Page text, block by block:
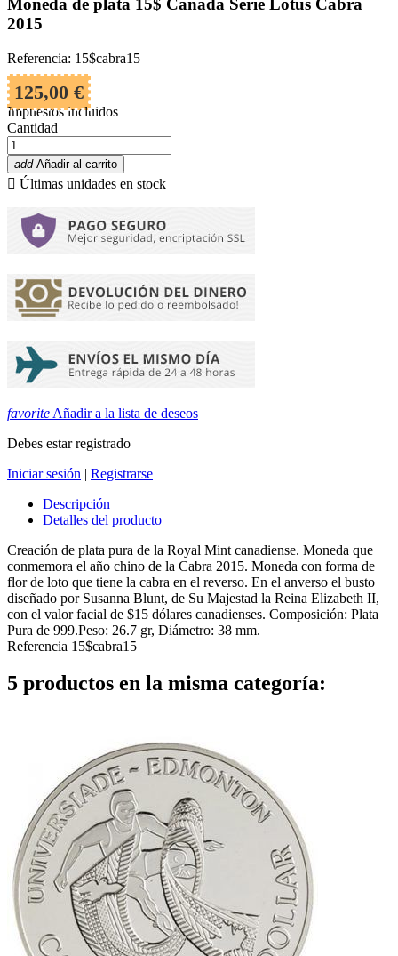
Moneda de plata 15$ Canada Serie Lotus Cabra
2015
Referencia: 15$cabra15
125,00 €
Impuestos incluidos
Cantidad
add Añadir al carrito
 Últimas unidades en stock
favorite Añadir a la lista de deseos
Debes estar registrado
Iniciar sesión | Registrarse
Descripción
Detalles del producto
Creación de plata pura de la Royal Mint canadiense. Moneda que
conmemora el año chino de la Cabra 2015. Moneda con forma de
flor de loto que tiene la cabra en el reverso. En el anverso el busto
diseñado por Susanna Blunt, de Su Majestad la Reina Elizabeth II,
con el valor facial de $15 dólares canadienses. Composición: Plata
Pura de 999.Peso: 26.7 gr, Diámetro: 38 mm.
Referencia 15$cabra15
5 productos en la misma categoría: